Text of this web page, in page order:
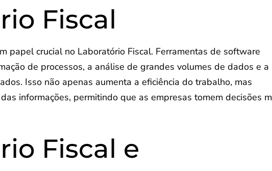
Fiscal
papel crucial no Laboratório Fiscal. Ferramentas de software
de processos, a análise de grandes volumes de dados e a
Isso não apenas aumenta a eficiência do trabalho, mas
informações, permitindo que as empresas tomem decisões
Fiscal e